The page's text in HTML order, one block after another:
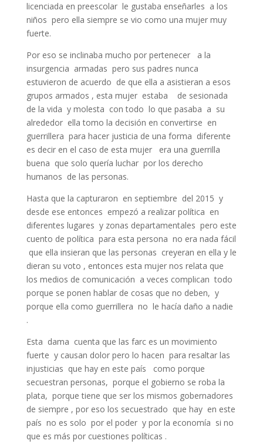
licenciada en preescolar le gustaba enseñarles a los
niños pero ella siempre se vio como una mujer muy
fuerte.
Por eso se inclinaba mucho por pertenecer a la
insurgencia armadas pero sus padres nunca
estuvieron de acuerdo de que ella a asistieran a esos
grupos armados , esta mujer estaba de sesionada
de la vida y molesta con todo lo que pasaba a su
alrededor ella tomo la decisión en convertirse en
guerrillera para hacer justicia de una forma diferente
es decir en el caso de esta mujer era una guerrilla
buena que solo quería luchar por los derecho
humanos de las personas.
Hasta que la capturaron en septiembre del 2015 y
desde ese entonces empezó a realizar política en
diferentes lugares y zonas departamentales pero este
cuento de política para esta persona no era nada fácil
que ella insieran que las personas creyeran en ella y le
dieran su voto , entonces esta mujer nos relata que
los medios de comunicación a veces complican todo
porque se ponen hablar de cosas que no deben, y
porque ella como guerrillera no le hacía daño a nadie
.
Esta dama cuenta que las farc es un movimiento
fuerte y causan dolor pero lo hacen para resaltar las
injusticias que hay en este país como porque
secuestran personas, porque el gobierno se roba la
plata, porque tiene que ser los mismos gobernadores
de siempre , por eso los secuestrado que hay en este
país no es solo por el poder y por la economía si no
que es más por cuestiones políticas .